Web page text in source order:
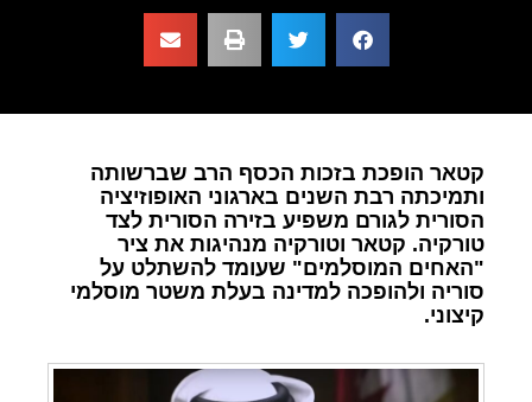
קטאר הופכת בזכות הכסף הרב שברשותה
ותמיכתה רבת השנים בארגוני האופוזיציה
הסורית לגורם משפיע בזירה הסורית לצד
טורקיה. קטאר וטורקיה מנהיגות את ציר
"האחים המוסלמים" שעומד להשתלט על
סוריה ולהופכה למדינה בעלת משטר מוסלמי
קיצוני.